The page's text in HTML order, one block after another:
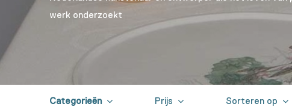
werk onderzoekt
Categorieën Prijs Sorteren op